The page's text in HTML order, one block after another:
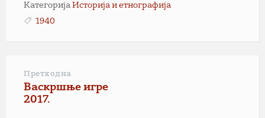
Категорија Историја и етнографија
1940
Претходна
Васкршње игре
2017.